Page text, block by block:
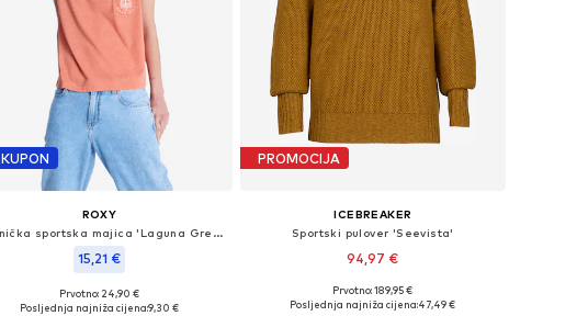
KUPON
ROXY
Tehnička sportska majica 'Laguna Green'
15,21 €
Dostupne veličine: XS, S, M, L
Prvotno: 24,90 €
Posljednja najniža cijena:9,30 €
PROMOCIJA
ICEBREAKER
Sportski pulover 'Seevista'
94,97 €
Dostupne veličine: XS, S, M, L, XL
Prvotno: 189,95 €
Posljednja najniža cijena:47,49 €